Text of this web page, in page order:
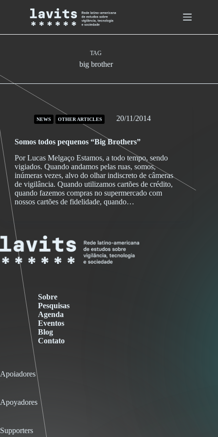
TAG
big brother
NEWS OTHER ARTICLES 20/11/2014
Somos todos pequenos “Big Brothers”
Por Lucas Melgaço Estamos, a todo tempo, sendo
vigiados. Quando andamos pelas ruas, somos,
inúmeras vezes, alvo do olhar indiscreto de câmeras
de vigilância. Quando utilizamos cartões de crédito,
quando fazemos compras no supermercado com
nossos cartões de fidelidade, quando…
Sobre
Pesquisas
Agenda
Eventos
Blog
Contato
Apoiadores
Apoyadores
Supporters